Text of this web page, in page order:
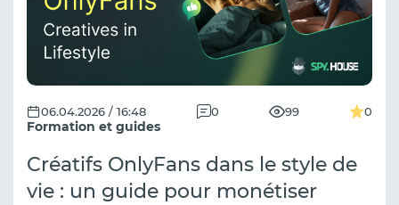
Formation et guides
06.04.2026 / 16:48 0 99 0
Créatifs OnlyFans dans le style de
vie : un guide pour monétiser